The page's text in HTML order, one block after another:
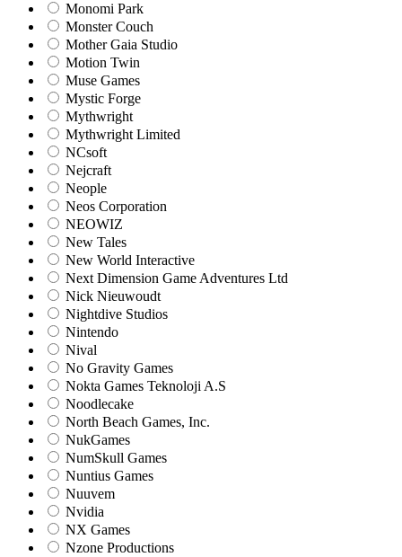
Monomi Park
Monster Couch
Mother Gaia Studio
Motion Twin
Muse Games
Mystic Forge
Mythwright
Mythwright Limited
NCsoft
Nejcraft
Neople
Neos Corporation
NEOWIZ
New Tales
New World Interactive
Next Dimension Game Adventures Ltd
Nick Nieuwoudt
Nightdive Studios
Nintendo
Nival
No Gravity Games
Nokta Games Teknoloji A.S
Noodlecake
North Beach Games, Inc.
NukGames
NumSkull Games
Nuntius Games
Nuuvem
Nvidia
NX Games
Nzone Productions